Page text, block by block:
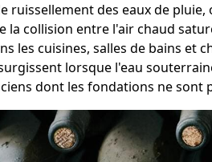
ruissellement des eaux de
la collision entre l'air chaud
les cuisines, salles de bains et
lorsque l'eau
dont les fondations ne sont